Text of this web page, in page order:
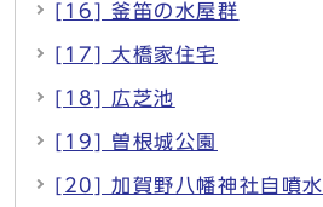
[16] 釜笛の水屋群
[17] 大橋家住宅
[18] 広芝池
[19] 曽根城公園
[20] 加賀野八幡神社自噴水